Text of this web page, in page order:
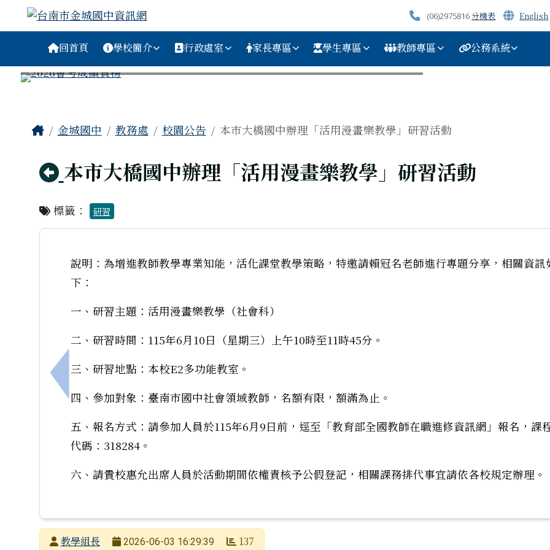
跳至主內容區
台南市金城國中資訊網 (06)2975816分機表 English
導覽列回首頁 學校簡介 行政處室 家長專區 學生專區 教師專區 公務系統
主內容區域
Home金城國中 教務處 校園公告 本市大橋國中辦理「活用漫畫樂教學」研習活動
回上頁
本市大橋國中辦理「活用漫畫樂教學」研習活動
標籤： 研習
上一筆：社團法人台灣雲端教育發展協會辦理「國中數學能力檢測」以提升會考成績，歡迎貴校學生
說明：為增進教師教學專業知能，活化課堂教學策略，特邀請賴冠名老師進行專題分享，相關資訊
下：
一、研習主題：活用漫畫樂教學（社會科）
二、研習時間：115年6月10日（星期三）上午10時至11時45分。
三、研習地點：本校E2多功能教室。
四、參加對象：臺南市國中社會領域教師，名額有限，額滿為止。
五、報名方式：請參加人員於115年6月9日前，逕至「教育部全國教師在職進修資訊網」報名，課
代碼：318284。
六、請貴校惠允出席人員於活動期間依權責核予公假登記，相關課務排代事宜請依各校規定辦理。
發布者教學組長 2026-06-03 16:29:39 137
頁尾區域